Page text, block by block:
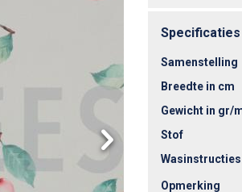
Specificaties
Samenstelling
Breedte in cm
Gewicht in gr/
Stof
Wasinstructies
Opmerking